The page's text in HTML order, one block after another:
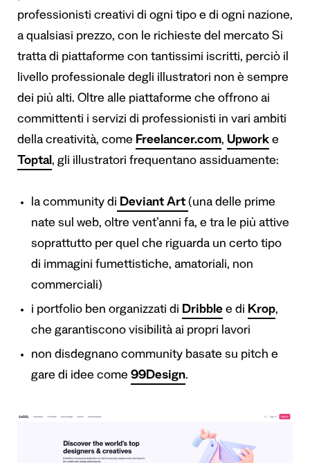
professionisti creativi di ogni tipo e di ogni nazione,
a qualsiasi prezzo, con le richieste del mercato Si
tratta di piattaforme con tantissimi iscritti, perciò il
livello professionale degli illustratori non è sempre
dei più alti. Oltre alle piattaforme che offrono ai
committenti i servizi di professionisti in vari ambiti
della creatività, come Freelancer.com, Upwork e
Toptal, gli illustratori frequentano assiduamente:
la community di Deviant Art (una delle prime
nate sul web, oltre vent’anni fa, e tra le più attive
soprattutto per quel che riguarda un certo tipo
di immagini fumettistiche, amatoriali, non
commerciali)
i portfolio ben organizzati di Dribble e di Krop,
che garantiscono visibilità ai propri lavori
non disdegnano community basate su pitch e
gare di idee come 99Design.